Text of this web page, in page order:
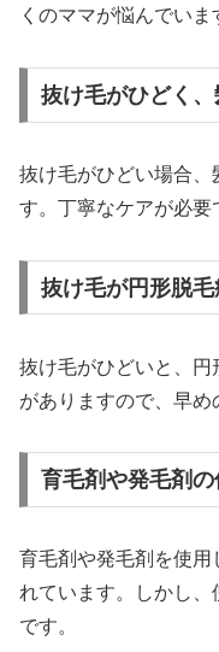
くのママが悩んでいま
抜け毛がひどく
抜け毛がひどい場合、
す。丁寧なケアが必要
抜け毛が円形脱
抜け毛がひどいと、円
がありますので、早め
育毛剤や発毛剤
育毛剤や発毛剤を使用
れています。しかし
です。